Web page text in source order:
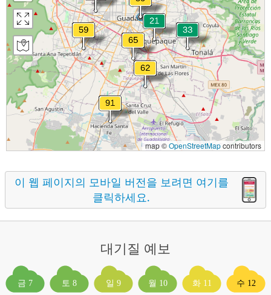
map ©OpenStreetMapcontributors
이 웹 페이지의 모바일 버전을 보려면 여기를
클릭하세요.
대기질 예보
금 7 토 8 일 9 월 10 화 11 수 12